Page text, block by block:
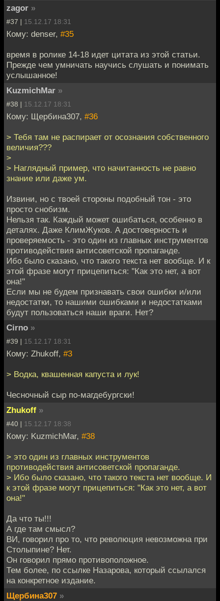
zagor »
#37 | 15.12.17 18:31
Кому: denser, #35
время в ролике 14-18 идет цитата из этой статьи.
Прежде чем умничать научись слушать и понимать
услышанное!
KuzmichMar »
#38 | 15.12.17 18:31
Кому: Щербина307, #36
> Тебя там не распирает от осознания собственного
величия???
>
> Наглядный пример, что начитанность не равно
знание или даже ум.
Извини, но с твоей стороны подобный тон - это
просто снобизм.
Нельзя так. Каждый может ошибаться, особенно в
деталях. Даже КлимЖуков. А достоверность и
проверяемость - это один из главных инструментов
противодействия антисоветской пропаганде.
Ибо было сказано, что такого текста нет вообще. И к
этой фразе могут прицепиться: "Как это нет, а вот
она!"
Если мы не будем признавать свои ошибки и/или
недостатки, то нашими ошибками и недостатками
будут пользоваться наши враги. Нет?
Cirno »
#39 | 15.12.17 18:31
Кому: Zhukoff, #3
> Водка, квашенная капуста и лук!
Чесночный сыр по-магдебургски!
Zhukoff »
#40 | 15.12.17 18:38
Кому: KuzmichMar, #38
> это один из главных инструментов
противодействия антисоветской пропаганде.
> Ибо было сказано, что такого текста нет вообще. И
к этой фразе могут прицепиться: "Как это нет, а вот
она!"
Да что ты!!!
А где там смысл?
ВИ, говорил про то, что революция невозможна при
Столыпине? Нет.
Он говорил прямо противоположное.
Тем более, по ссылке Назарова, который ссылался
на конкретное издание.
Щербина307 »